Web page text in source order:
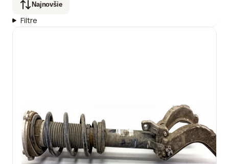
Najnovšie
Filtre